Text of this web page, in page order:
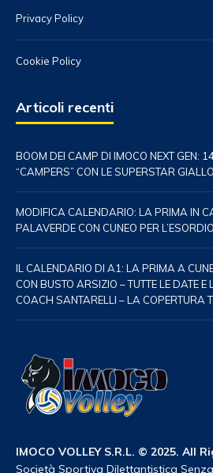
Privacy Policy
Cookie Policy
Articoli recenti
BOOM DEI CAMP DI IMOCO NEXT GEN:
“CAMPERS” CON LE SUPERSTAR
MODIFICA CALENDARIO: LA PRIMA IN
PALAVERDE CON CUNEO PER
IL CALENDARIO DI A1: LA PRIMA A
CON BUSTO ARSIZIO – TUTTE LE DATE
COACH SANTARELLI – LA COPERTURA
IMOCO VOLLEY S.R.L. © 2025. All
Società Sportiva Dilettantistica